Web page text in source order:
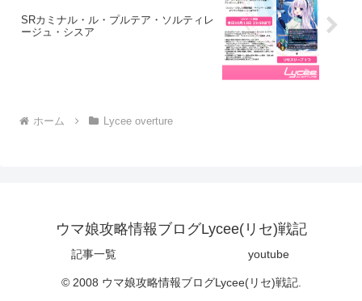
SRカミナル・ル・プルテア・ソルティレ
ージュ・シスア
ホーム Lycee overture
ウマ娘攻略情報ブログLycee(リセ)戦記
記事一覧 youtube
© 2008 ウマ娘攻略情報ブログLycee(リセ)戦記.